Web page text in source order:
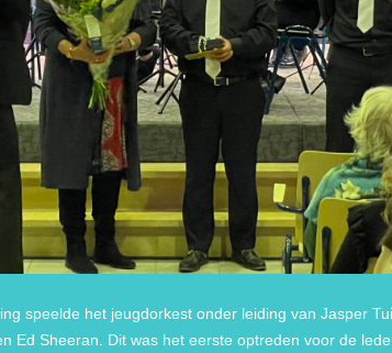
speelde het jeugdorkest onder leiding van Jasper
Ed Sheeran. Dit was het eerste optreden voor de